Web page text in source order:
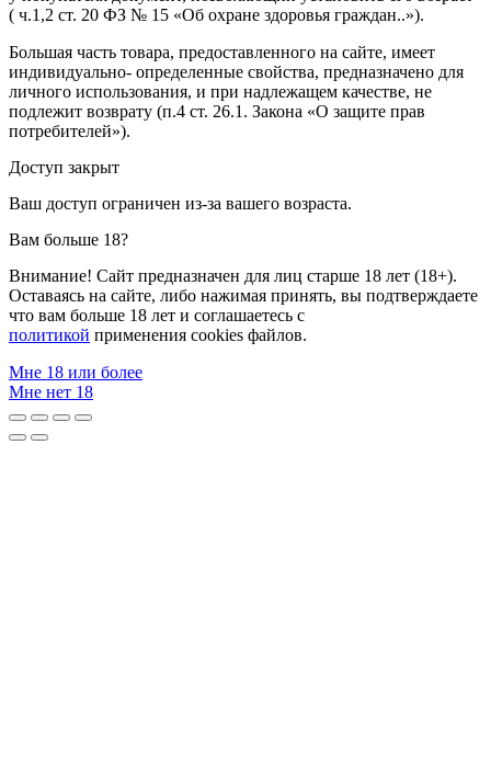
( ч.1,2 ст. 20 ФЗ № 15 «Об охране здоровья граждан..»).
Большая часть товара, предоставленного на сайте, имеет
индивидуально- определенные свойства, предназначено для
личного использования, и при надлежащем качестве, не
подлежит возврату (п.4 ст. 26.1. Закона «О защите прав
потребителей»).
Доступ закрыт
Ваш доступ ограничен из-за вашего возраста.
Вам больше 18?
Внимание! Сайт предназначен для лиц старше 18 лет (18+).
Оставаясь на сайте, либо нажимая принять, вы подтверждаете
что вам больше 18 лет и соглашаетесь с
политикой применения cookies файлов.
Мне 18 или более
Мне нет 18